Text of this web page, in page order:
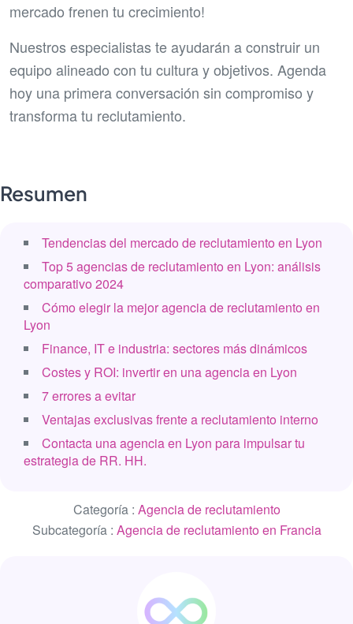
Resumen
Tendencias del mercado de reclutamiento en Lyon
Top 5 agencias de reclutamiento en Lyon: análisis
comparativo 2024
Cómo elegir la mejor agencia de reclutamiento en
Lyon
Finance, IT e industria: sectores más dinámicos
Costes y ROI: invertir en una agencia en Lyon
7 errores a evitar
Ventajas exclusivas frente a reclutamiento interno
Contacta una agencia en Lyon para impulsar tu
estrategia de RR. HH.
Categoría : Agencia de reclutamiento
Subcategoría : Agencia de reclutamiento en Francia
mercado frenen tu crecimiento!
Nuestros especialistas te ayudarán a construir un
equipo alineado con tu cultura y objetivos. Agenda
hoy una primera conversación sin compromiso y
transforma tu reclutamiento.